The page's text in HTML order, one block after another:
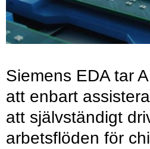
Siemens EDA tar
att enbart
att självständigt
arbetsflöden för